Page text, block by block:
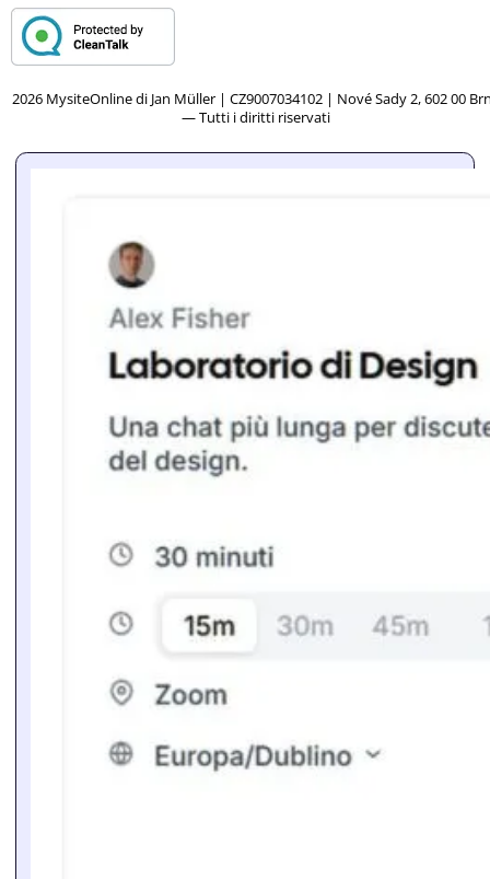
2026 MysiteOnline di Jan Müller | CZ9007034102 | Nové Sady 2, 602 00
— Tutti i diritti riservati